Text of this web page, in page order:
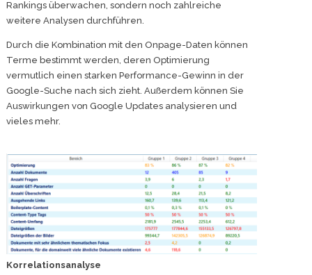
Rankings überwachen, sondern noch zahlreiche
weitere Analysen durchführen.
Durch die Kombination mit den Onpage-Daten können
Terme bestimmt werden, deren Optimierung
vermutlich einen starken Performance-Gewinn in der
Google-Suche nach sich zieht. Außerdem können Sie
Auswirkungen von Google Updates analysieren und
vieles mehr.
Korrelationsanalyse